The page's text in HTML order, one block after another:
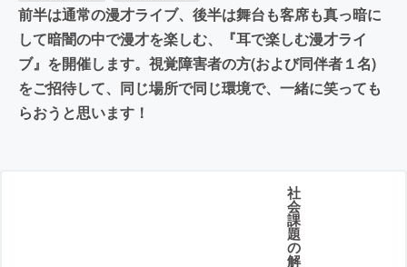
前半は通常の漫才ライブ、後半は舞台も客席も真っ暗に
して暗闇の中で漫才を楽しむ、『耳で楽しむ漫才ライ
ブ』を開催します。視覚障害者の方(および同伴者１名)
をご招待して、同じ場所で同じ環境で、一緒に笑っても
らおうと思います！
社
会
課
題
の
解